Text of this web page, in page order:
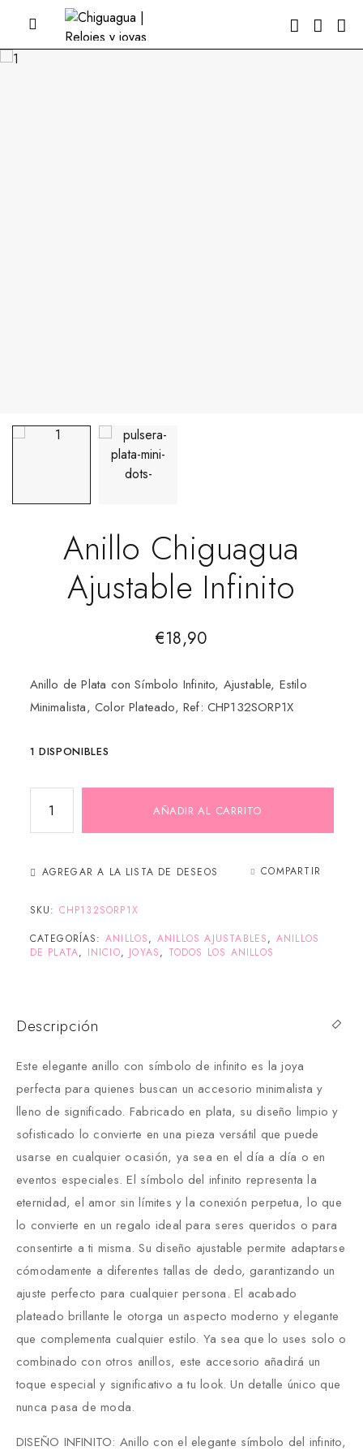
Anillo Chiguagua
Ajustable Infinito
€18,90
Anillo de Plata con Símbolo Infinito, Ajustable, Estilo
Minimalista, Color Plateado, Ref: CHP132SORP1X
1 DISPONIBLES
AÑADIR AL CARRITO
AGREGAR A LA LISTA DE DESEOS COMPARTIR
SKU: CHP132SORP1X
CATEGORÍAS: ANILLOS, ANILLOS AJUSTABLES, ANILLOS
DE PLATA, INICIO, JOYAS, TODOS LOS ANILLOS
Descripción
Este elegante anillo con símbolo de infinito es la joya
perfecta para quienes buscan un accesorio minimalista y
lleno de significado. Fabricado en plata, su diseño limpio y
sofisticado lo convierte en una pieza versátil que puede
usarse en cualquier ocasión, ya sea en el día a día o en
eventos especiales. El símbolo del infinito representa la
eternidad, el amor sin límites y la conexión perpetua, lo que
lo convierte en un regalo ideal para seres queridos o para
consentirte a ti misma. Su diseño ajustable permite adaptarse
cómodamente a diferentes tallas de dedo, garantizando un
ajuste perfecto para cualquier persona. El acabado
plateado brillante le otorga un aspecto moderno y elegante
que complementa cualquier estilo. Ya sea que lo uses solo o
combinado con otros anillos, este accesorio añadirá un
toque especial y significativo a tu look. Un detalle único que
nunca pasa de moda.
DISEÑO INFINITO: Anillo con el elegante símbolo del infinito,